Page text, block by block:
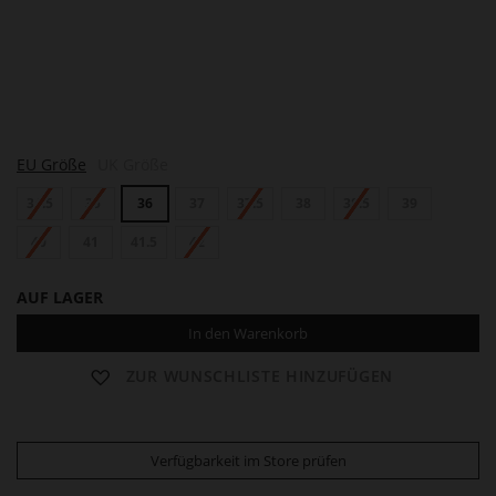
N
EU Größe
34.5 35 36 37.5 38.5
40 42
AUF LAGER
In den Warenkorb
Verfügbarkeit im Store prüfen